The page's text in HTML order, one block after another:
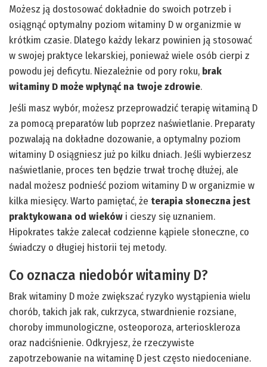
Możesz ją dostosować dokładnie do swoich potrzeb i
osiągnąć optymalny poziom witaminy D w organizmie w
krótkim czasie. Dlatego każdy lekarz powinien ją stosować
w swojej praktyce lekarskiej, ponieważ wiele osób cierpi z
powodu jej deficytu. Niezależnie od pory roku, brak
witaminy D może wpłynąć na twoje zdrowie.
Jeśli masz wybór, możesz przeprowadzić terapię witaminą D
za pomocą preparatów lub poprzez naświetlanie. Preparaty
pozwalają na dokładne dozowanie, a optymalny poziom
witaminy D osiągniesz już po kilku dniach. Jeśli wybierzesz
naświetlanie, proces ten będzie trwał trochę dłużej, ale
nadal możesz podnieść poziom witaminy D w organizmie w
kilka miesięcy. Warto pamiętać, że terapia słoneczna jest
praktykowana od wieków i cieszy się uznaniem.
Hipokrates także zalecał codzienne kąpiele słoneczne, co
świadczy o długiej historii tej metody.
Co oznacza niedobór witaminy D?
Brak witaminy D może zwiększać ryzyko wystąpienia wielu
chorób, takich jak rak, cukrzyca, stwardnienie rozsiane,
choroby immunologiczne, osteoporoza, arterioskleroza
oraz nadciśnienie. Odkryjesz, że rzeczywiste
zapotrzebowanie na witaminę D jest często niedoceniane.